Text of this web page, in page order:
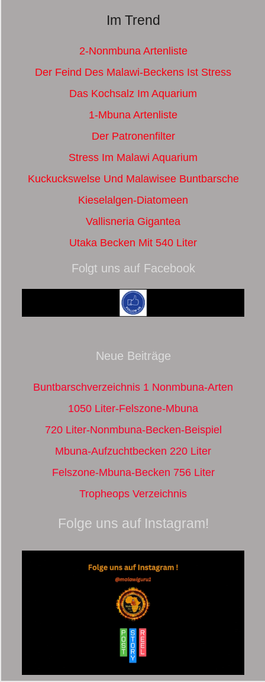
Im Trend
2-Nonmbuna Artenliste
Der Feind Des Malawi-Beckens Ist Stress
Das Kochsalz Im Aquarium
1-Mbuna Artenliste
Der Patronenfilter
Stress Im Malawi Aquarium
Kuckuckswelse Und Malawisee Buntbarsche
Kieselalgen-Diatomeen
Vallisneria Gigantea
Utaka Becken Mit 540 Liter
Folgt uns auf Facebook
Neue Beiträge
Buntbarschverzeichnis 1 Nonmbuna-Arten
1050 Liter-Felszone-Mbuna
720 Liter-Nonmbuna-Becken-Beispiel
Mbuna-Aufzuchtbecken 220 Liter
Felszone-Mbuna-Becken 756 Liter
Tropheops Verzeichnis
Folge uns auf Instagram!